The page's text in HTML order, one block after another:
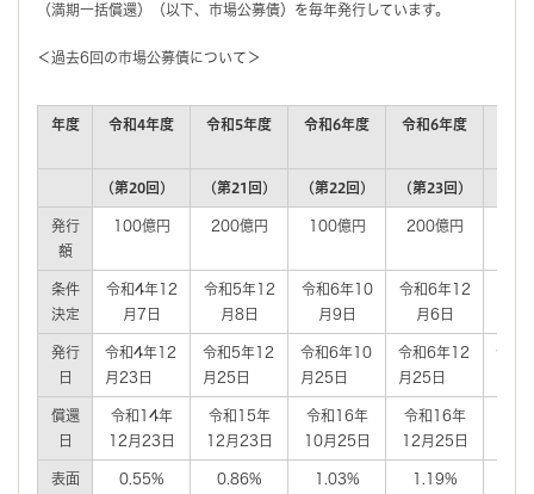
（満期一括償還）（以下、市場公募債）を毎年発行しています。
＜過去6回の市場公募債について＞
年度 令和4年度 令和5年度 令和6年度 令和6年度
(第20回) (第21回) (第22回) (第23回)
発行
額
100億円 200億円 100億円 200億円
条件
決定
令和4年12
月7日
令和5年12
月8日
令和6年10
月9日
令和6年12
月6日
発行
日
令和4年12
月23日
令和5年12
月25日
令和6年10
月25日
令和6年12
月25日
令和
償還
日
令和14年
12月23日
令和15年
12月23日
令和16年
10月25日
令和16年
12月25日
表面
0.55% 0.86% 1.03% 1.19%